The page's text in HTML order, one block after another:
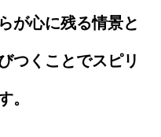
が心に残る情景と
つくことでスピリ
。